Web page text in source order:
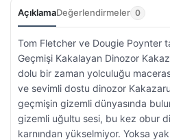
AçıklamaDeğerlendirmeler 0
Tom Fletcher ve Dougie Poynter
Geçmişi Kakalayan Dinozor
dolu bir zaman yolculuğu
ve sevimli dostu dinozor
geçmişin gizemli dünyasında
gizemli uğultu sesi, bu kez obur
karnından yükselmiyor. Yoksa